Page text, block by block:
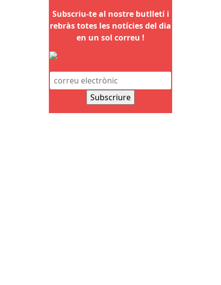
Subscriu-te al nostre butlletí i
rebràs totes les notícies del dia
en un sol correu !